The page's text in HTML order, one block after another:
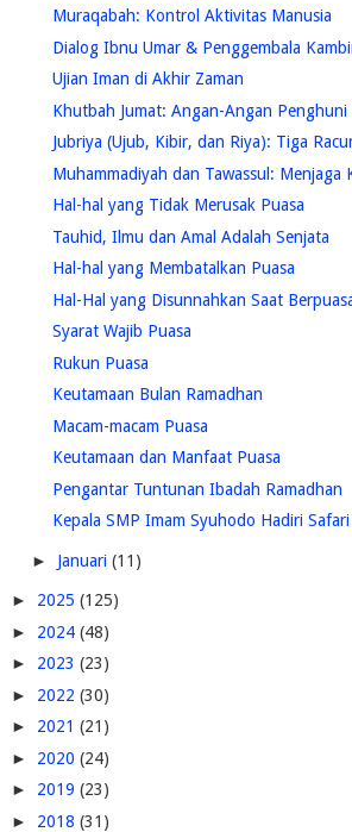
Muraqabah: Kontrol Aktivitas Manusia
Dialog Ibnu Umar & Penggembala
Ujian Iman di Akhir Zaman
Khutbah Jumat: Angan-Angan
Jubriya (Ujub, Kibir, dan Riya): Tiga
Muhammadiyah dan Tawassul: Menjaga
Hal-hal yang Tidak Merusak Puasa
Tauhid, Ilmu dan Amal Adalah Senjata
Hal-hal yang Membatalkan Puasa
Hal-Hal yang Disunnahkan Saat
Syarat Wajib Puasa
Rukun Puasa
Keutamaan Bulan Ramadhan
Macam-macam Puasa
Keutamaan dan Manfaat Puasa
Pengantar Tuntunan Ibadah Ramadhan
Kepala SMP Imam Syuhodo Hadiri
► Januari (11)
► 2025 (125)
► 2024 (48)
► 2023 (23)
► 2022 (30)
► 2021 (21)
► 2020 (24)
► 2019 (23)
► 2018 (31)